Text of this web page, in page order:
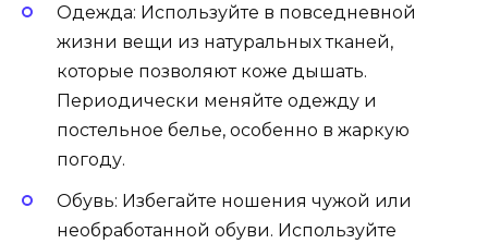
Одежда: Используйте в повседневной
жизни вещи из натуральных тканей,
которые позволяют коже дышать.
Периодически меняйте одежду и
постельное белье, особенно в жаркую
погоду.
Обувь: Избегайте ношения чужой или
необработанной обуви. Используйте